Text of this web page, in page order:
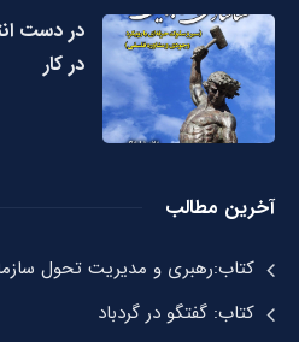
در دست
در کار
آخرین مطالب
کتاب:رهبری و مدیریت تحول
کتاب: گفتگو در گردباد